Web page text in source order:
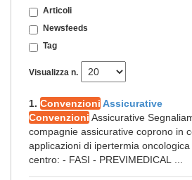
Articoli
Newsfeeds
Tag
Visualizza n.
1. Convenzioni Assicurative
Convenzioni Assicurative
compagnie assicurative coprono in
applicazioni di ipertermia
centro: - FASI - PREVIMEDICAL ...